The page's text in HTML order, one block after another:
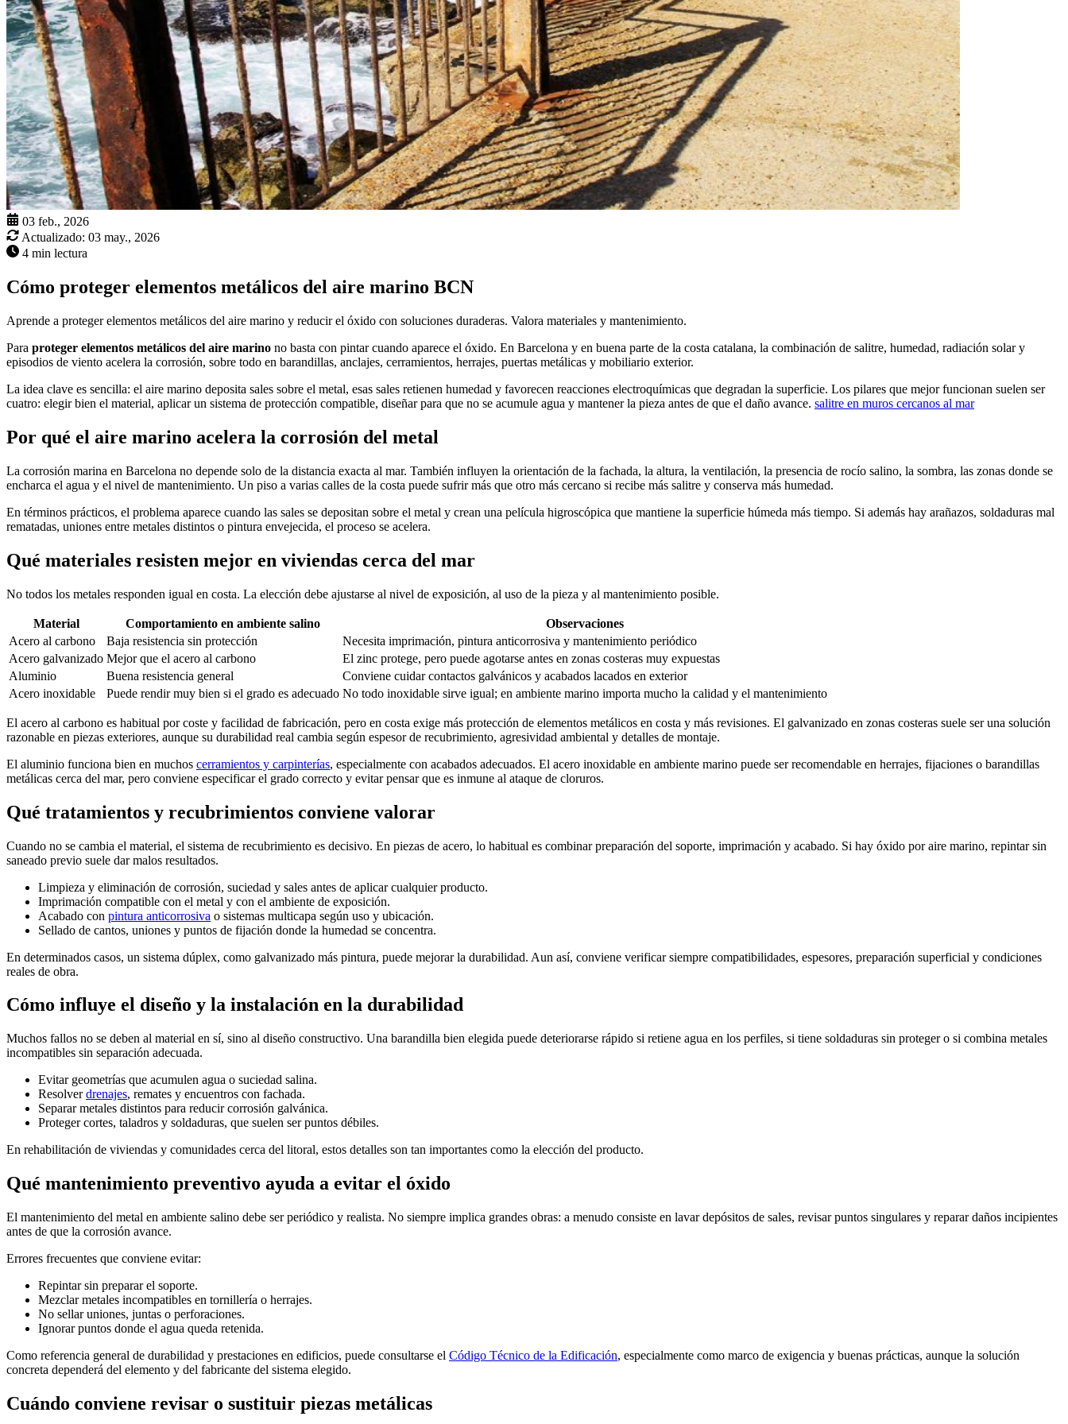
03 feb., 2026
Actualizado: 03 may., 2026
4 min lectura
Cómo proteger elementos metálicos del aire marino BCN
Aprende a proteger elementos metálicos del aire marino y reducir el óxido con soluciones duraderas. Valora materiales y mantenimiento.
Para proteger elementos metálicos del aire marino no basta con pintar cuando aparece el óxido. En Barcelona y en buena parte de la costa catalana, la combinación de salitre, humedad, radiación solar y
episodios de viento acelera la corrosión, sobre todo en barandillas, anclajes, cerramientos, herrajes, puertas metálicas y mobiliario exterior.
La idea clave es sencilla: el aire marino deposita sales sobre el metal, esas sales retienen humedad y favorecen reacciones electroquímicas que degradan la superficie. Los pilares que mejor funcionan suelen ser
cuatro: elegir bien el material, aplicar un sistema de protección compatible, diseñar para que no se acumule agua y mantener la pieza antes de que el daño avance. salitre en muros cercanos al mar
Por qué el aire marino acelera la corrosión del metal
La corrosión marina en Barcelona no depende solo de la distancia exacta al mar. También influyen la orientación de la fachada, la altura, la ventilación, la presencia de rocío salino, la sombra, las zonas donde se
encharca el agua y el nivel de mantenimiento. Un piso a varias calles de la costa puede sufrir más que otro más cercano si recibe más salitre y conserva más humedad.
En términos prácticos, el problema aparece cuando las sales se depositan sobre el metal y crean una película higroscópica que mantiene la superficie húmeda más tiempo. Si además hay arañazos, soldaduras mal
rematadas, uniones entre metales distintos o pintura envejecida, el proceso se acelera.
Qué materiales resisten mejor en viviendas cerca del mar
No todos los metales responden igual en costa. La elección debe ajustarse al nivel de exposición, al uso de la pieza y al mantenimiento posible.
Material Comportamiento en ambiente salino
Observaciones
Acero al carbono
Baja resistencia sin protección
Necesita imprimación, pintura anticorrosiva y mantenimiento periódico
Acero galvanizado Mejor que el acero al carbono
El zinc protege, pero puede agotarse antes en zonas costeras muy expuestas
Aluminio
Buena resistencia general
Conviene cuidar contactos galvánicos y acabados lacados en exterior
Acero inoxidable
Puede rendir muy bien si el grado es adecuado No todo inoxidable sirve igual; en ambiente marino importa mucho la calidad y el mantenimiento
El acero al carbono es habitual por coste y facilidad de fabricación, pero en costa exige más protección de elementos metálicos en costa y más revisiones. El galvanizado en zonas costeras suele ser una solución
razonable en piezas exteriores, aunque su durabilidad real cambia según espesor de recubrimiento, agresividad ambiental y detalles de montaje.
El aluminio funciona bien en muchos cerramientos y carpinterías, especialmente con acabados adecuados. El acero inoxidable en ambiente marino puede ser recomendable en herrajes, fijaciones o barandillas
metálicas cerca del mar, pero conviene especificar el grado correcto y evitar pensar que es inmune al ataque de cloruros.
Qué tratamientos y recubrimientos conviene valorar
Cuando no se cambia el material, el sistema de recubrimiento es decisivo. En piezas de acero, lo habitual es combinar preparación del soporte, imprimación y acabado. Si hay óxido por aire marino, repintar sin
saneado previo suele dar malos resultados.
Limpieza y eliminación de corrosión, suciedad y sales antes de aplicar cualquier producto.
Imprimación compatible con el metal y con el ambiente de exposición.
Acabado con pintura anticorrosiva o sistemas multicapa según uso y ubicación.
Sellado de cantos, uniones y puntos de fijación donde la humedad se concentra.
En determinados casos, un sistema dúplex, como galvanizado más pintura, puede mejorar la durabilidad. Aun así, conviene verificar siempre compatibilidades, espesores, preparación superficial y condiciones
reales de obra.
Cómo influye el diseño y la instalación en la durabilidad
Muchos fallos no se deben al material en sí, sino al diseño constructivo. Una barandilla bien elegida puede deteriorarse rápido si retiene agua en los perfiles, si tiene soldaduras sin proteger o si combina metales
incompatibles sin separación adecuada.
Evitar geometrías que acumulen agua o suciedad salina.
Resolverdrenajes, remates y encuentros con fachada.
Separar metales distintos para reducir corrosión galvánica.
Proteger cortes, taladros y soldaduras, que suelen ser puntos débiles.
En rehabilitación de viviendas y comunidades cerca del litoral, estos detalles son tan importantes como la elección del producto.
Qué mantenimiento preventivo ayuda a evitar el óxido
El mantenimiento del metal en ambiente salino debe ser periódico y realista. No siempre implica grandes obras: a menudo consiste en lavar depósitos de sales, revisar puntos singulares y reparar daños incipientes
antes de que la corrosión avance.
Errores frecuentes que conviene evitar:
Repintar sin preparar el soporte.
Mezclar metales incompatibles en tornillería o herrajes.
No sellar uniones, juntas o perforaciones.
Ignorar puntos donde el agua queda retenida.
Como referencia general de durabilidad y prestaciones en edificios, puede consultarse el Código Técnico de la Edificación, especialmente como marco de exigencia y buenas prácticas, aunque la solución
concreta dependerá del elemento y del fabricante del sistema elegido.
Cuándo conviene revisar o sustituir piezas metálicas